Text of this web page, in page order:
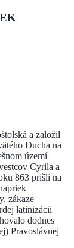
a založil
Ducha na
území
Cyrila a
863 prišli na
zákaze
latinizácii
dodnes
Pravoslávnej